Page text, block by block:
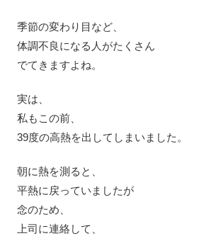
季節の変わり目など、
体調不良になる人がたくさん
でてきますよね。
実は、
私もこの前、
39度の高熱を出してしまいました。
朝に熱を測ると、
平熱に戻っていましたが
念のため、
上司に連絡して、